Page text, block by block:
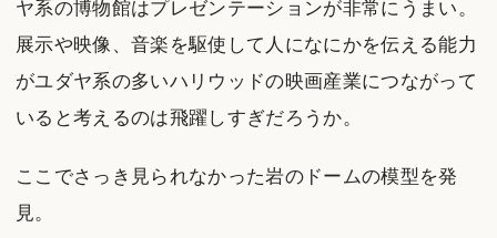
ヤ系の博物館はプレゼンテーションが非常にうまい。
展示や映像、音楽を駆使して人になにかを伝える能力
がユダヤ系の多いハリウッドの映画産業につながって
いると考えるのは飛躍しすぎだろうか。
ここでさっき見られなかった岩のドームの模型を発
見。